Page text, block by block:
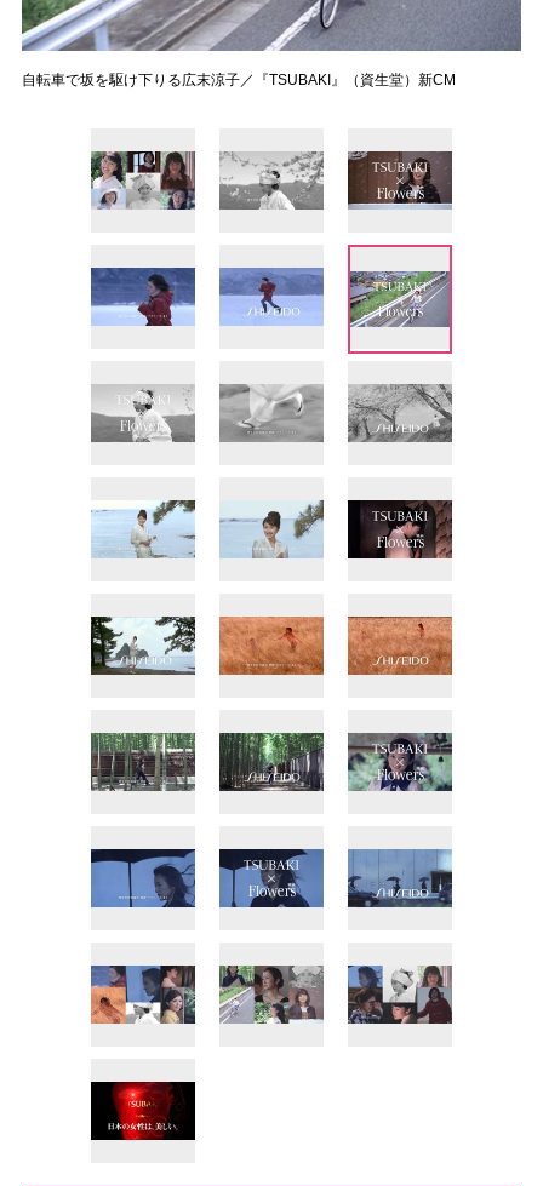
自転車で坂を駆け下りる広末涼子／『TSUBAKI』（資生堂）新CM